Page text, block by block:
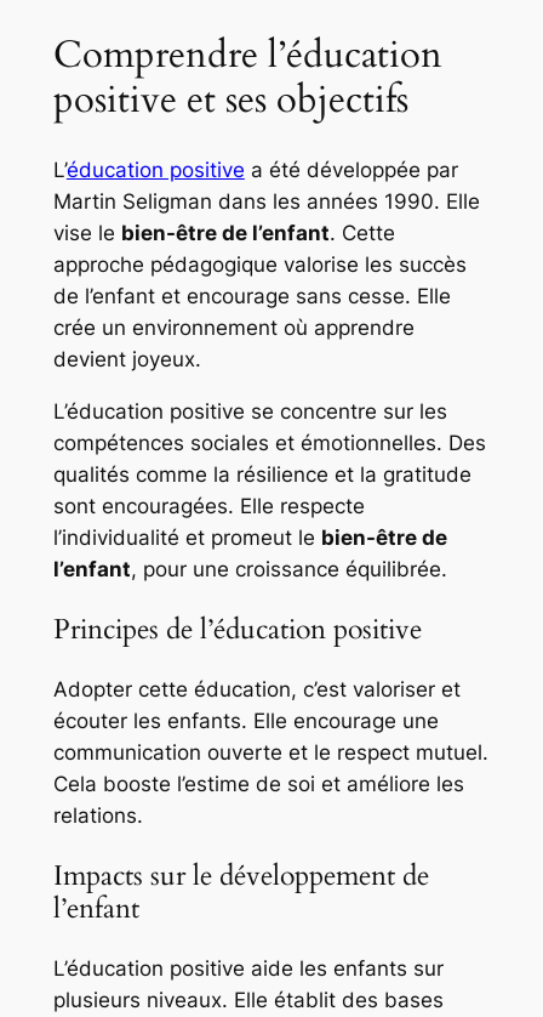
Comprendre l’éducation
positive et ses objectifs
L’éducation positive a été développée par
Martin Seligman dans les années 1990. Elle
vise le bien-être de l’enfant. Cette
approche pédagogique valorise les succès
de l’enfant et encourage sans cesse. Elle
crée un environnement où apprendre
devient joyeux.
L’éducation positive se concentre sur les
compétences sociales et émotionnelles. Des
qualités comme la résilience et la gratitude
sont encouragées. Elle respecte
l’individualité et promeut le bien-être de
l’enfant, pour une croissance équilibrée.
Principes de l’éducation positive
Adopter cette éducation, c’est valoriser et
écouter les enfants. Elle encourage une
communication ouverte et le respect mutuel.
Cela booste l’estime de soi et améliore les
relations.
Impacts sur le développement de
l’enfant
L’éducation positive aide les enfants sur
plusieurs niveaux. Elle établit des bases